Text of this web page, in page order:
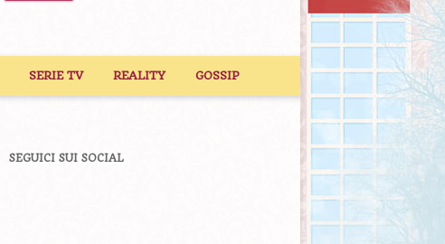
SERIE TV REALITY GOSSIP
SEGUICI SUI SOCIAL